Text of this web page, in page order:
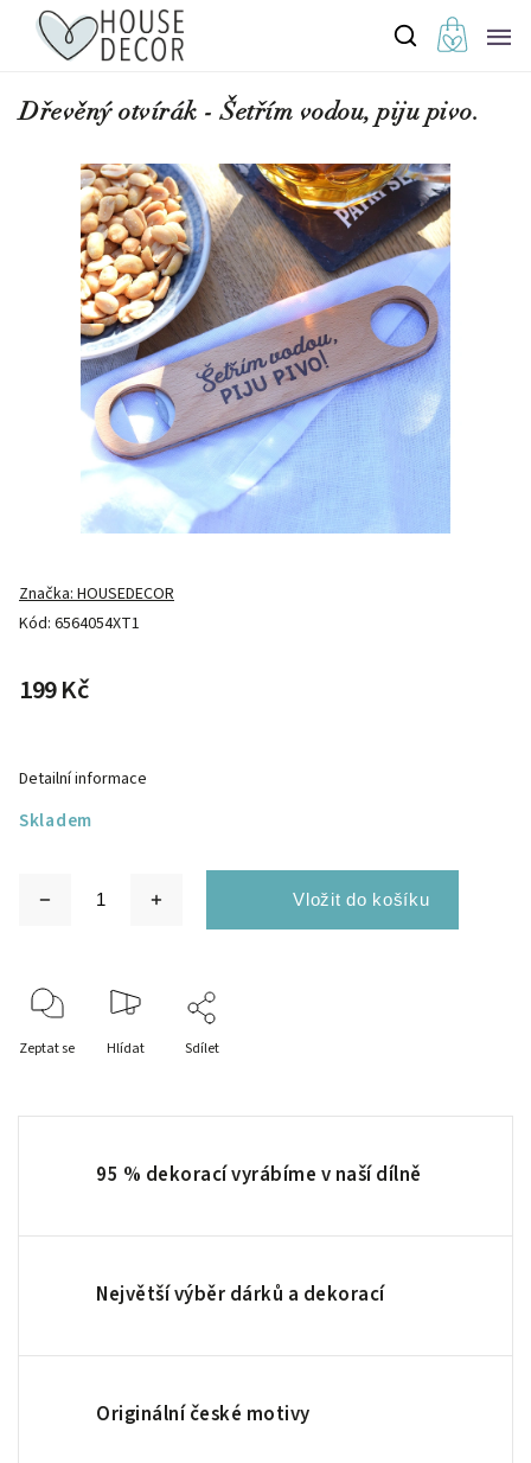
Dřevěný otvírák - Šetřím vodou, piju pivo.
Kód: 6564054XT1
Značka:HOUSEDECOR
199 Kč
Skladem
Detailní informace
Zeptat se Hlídat Sdílet
95 % dekorací vyrábíme v naší dílně
Největší výběr dárků a dekorací
Originální české motivy